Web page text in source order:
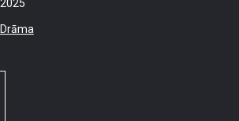
2025
Drāma